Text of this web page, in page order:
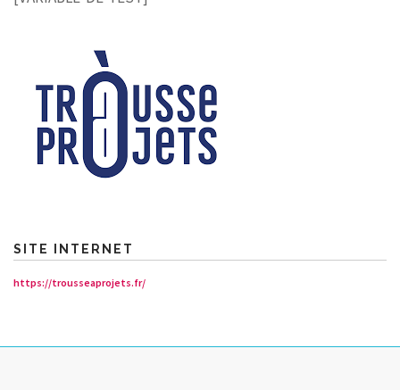
SITE INTERNET
https://trousseaprojets.fr/